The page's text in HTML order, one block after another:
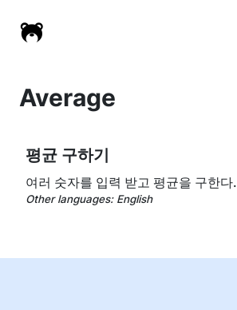
Average
평균 구하기
여러 숫자를 입력 받고 평균을 구한다.
Other languages: English